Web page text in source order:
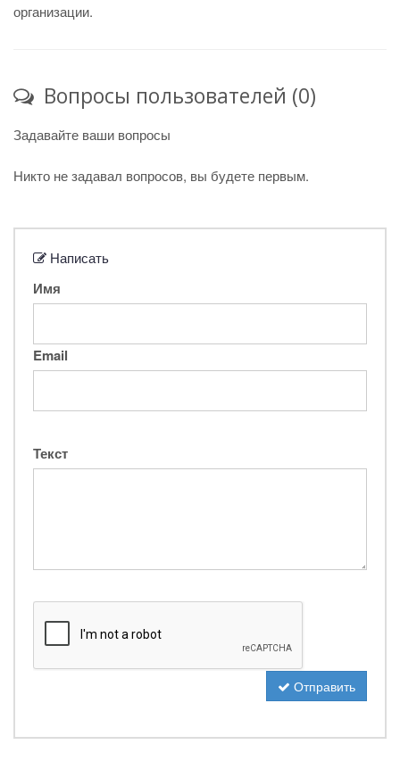
организации.
Вопросы пользователей (0)
Задавайте ваши вопросы
Никто не задавал вопросов, вы будете первым.
Написать
Имя
Email
Текст
Отправить